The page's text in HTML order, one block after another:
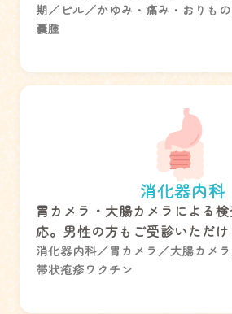
期／ピル／かゆみ・痛み・おりも
嚢腫
消化器内科
胃カメラ・大腸カメラによる
応。男性の方もご受診いただけ
消化器内科／胃カメラ／大腸カメ
帯状疱疹ワクチン